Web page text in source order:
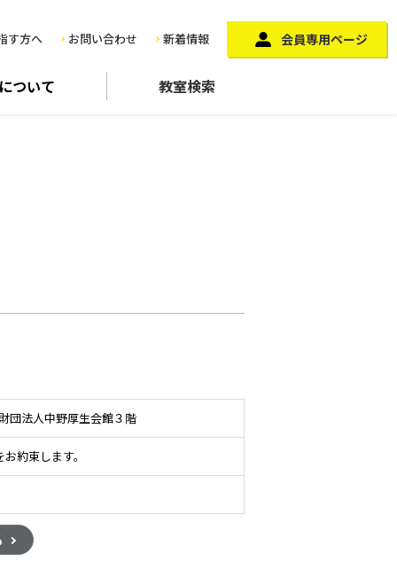
す方へ お問い合わせ 新着情報 会員専用ページ
ついて 教室検索
団法人中野厚生会館３階
約束します。